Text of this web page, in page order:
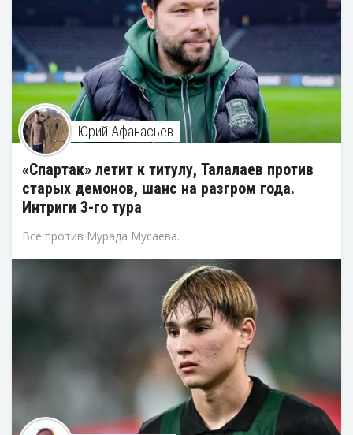
Юрий Афанасьев
«Спартак» летит к титулу, Талалаев против
старых демонов, шанс на разгром года.
Интриги 3-го тура
Все против Мурада Мусаева.